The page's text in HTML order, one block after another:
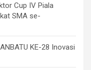
Cup IV Piala
SMA se-
KE-28 Inovasi